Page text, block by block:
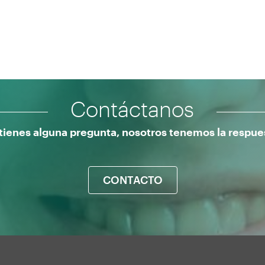
Contáctanos
alguna pregunta, nosotros tenemos la
CONTACTO